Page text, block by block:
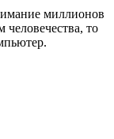
миллионов
человечества, то